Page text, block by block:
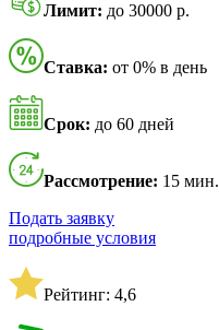
Лимит: до 30000 р.
Ставка: от 0% в день
Срок: до 60 дней
Рассмотрение: 15 мин.
Подать заявку
подробные условия
Рейтинг: 4,6